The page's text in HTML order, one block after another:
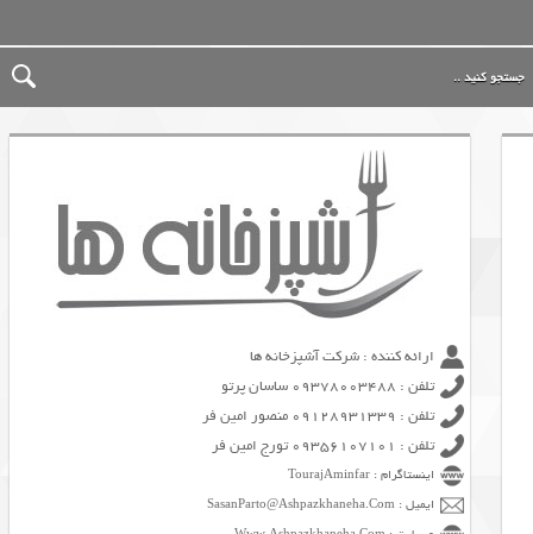
ارائه کننده : شرکت آشپزخانه ها
تلفن : 09378003488 ساسان پرتو
تلفن : 09128931339 منصور امین فر
تلفن : 09356107101 تورج امین فر
اینستاگرام : TourajAminfar
ایمیل : SasanParto@Ashpazkhaneha.Com